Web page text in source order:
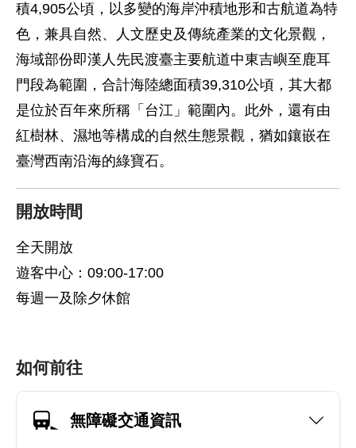
積4,905公頃，以多變的海岸沖積地形和古航道為特
色，兼具自然、人文歷史及傳統產業的文化景觀，
海域部份即漢人先民渡臺主要航道中東吉嶼至鹿耳
門段為範圍，合計海陸總面積39,310公頃，其大都
是位於百年來所稱「台江」範圍內。此外，還有由
紅樹林、濕地等構成的自然生態景觀，猶如鑲嵌在
臺灣西南沿海的綠寶石。
開放時間
全天開放
遊客中心：09:00-17:00
每週一及除夕休館
如何前往
無障礙交通資訊